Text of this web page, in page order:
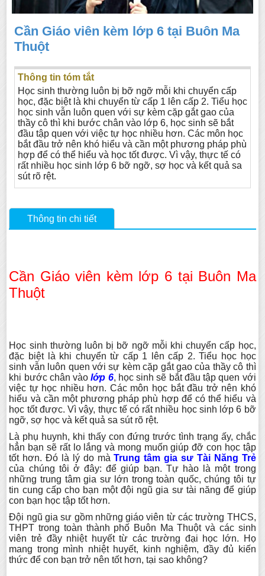
Cần Giáo viên kèm lớp 6 tại Buôn Ma
Thuột
Thông tin tóm tắt
Học sinh thường luôn bị bỡ ngỡ mỗi khi chuyển cấp
học, đặc biệt là khi chuyển từ cấp 1 lên cấp 2. Tiểu học
học sinh vẫn luôn quen với sự kèm cặp gắt gao của
thầy cô thì khi bước chân vào lớp 6, học sinh sẽ bắt
đầu tập quen với việc tự học nhiều hơn. Các môn học
bắt đầu trở nên khó hiểu và cần một phương pháp phù
hợp để có thể hiểu và học tốt được. Vì vậy, thực tế có
rất nhiều học sinh lớp 6 bỡ ngỡ, sợ học và kết quả sa
sút rõ rệt.
Thông tin chi tiết
Cần Giáo viên kèm lớp 6 tại Buôn Ma
Thuột
Học sinh thường luôn bị bỡ ngỡ mỗi khi chuyển cấp học,
đặc biệt là khi chuyển từ cấp 1 lên cấp 2. Tiểu học học
sinh vẫn luôn quen với sự kèm cặp gắt gao của thầy cô thì
khi bước chân vào lớp 6, học sinh sẽ bắt đầu tập quen với
việc tự học nhiều hơn. Các môn học bắt đầu trở nên khó
hiểu và cần một phương pháp phù hợp để có thể hiểu và
học tốt được. Vì vậy, thực tế có rất nhiều học sinh lớp 6 bỡ
ngỡ, sợ học và kết quả sa sút rõ rệt.
Là phụ huynh, khi thấy con đứng trước tình trạng ấy, chắc
hẳn bạn sẽ rất lo lắng và mong muốn giúp đỡ con học tập
tốt hơn. Đó là lý do màTrung tâm gia sư Tài Năng Trẻ
của chúng tôi ở đây: để giúp bạn. Tự hào là một trong
những trung tâm gia sư lớn trong toàn quốc, chúng tôi tự
tin cung cấp cho bạn một đội ngũ gia sư tài năng để giúp
con bạn học tập tốt hơn.
Đội ngũ gia sư gồm những giáo viên từ các trường THCS,
THPT trong toàn thành phố Buôn Ma Thuột và các sinh
viên trẻ đầy nhiệt huyết từ các trường đại học lớn. Họ
mang trong mình nhiệt huyết, kinh nghiệm, đầy đủ kiến
thức để con bạn trở nên tốt hơn, tại sao không?